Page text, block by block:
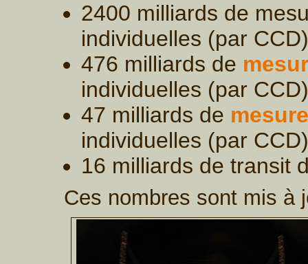
2400 milliards de
individuelles (par CCD)
476 milliards de
individuelles (par CCD)
47 milliards de
individuelles (par CCD)
16 milliards de transit
Ces nombres sont mis à